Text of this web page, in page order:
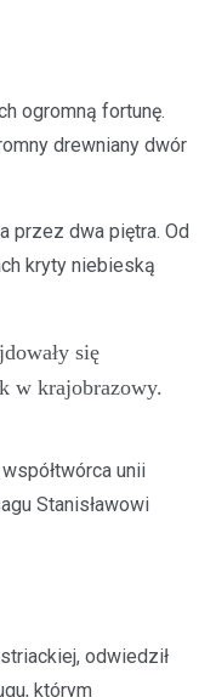
ogromną fortunę.
drewniany dwór
przez dwa piętra. Od
kryty niebieską
się
w krajobrazowy.
unii
Stanisławowi
odwiedził
którym